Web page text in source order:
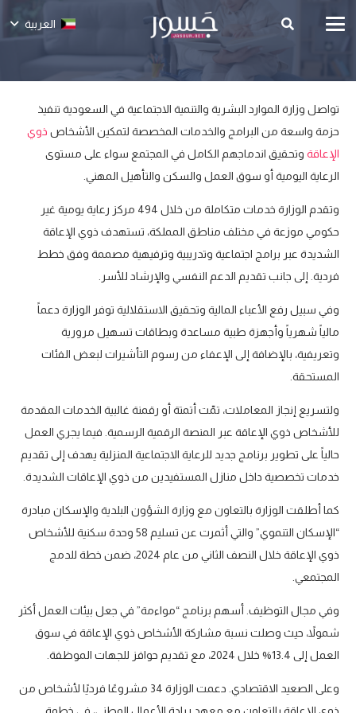
العربية
تواصل وزارة الموارد البشرية والتنمية الاجتماعية في السعودية تنفيذ
حزمة واسعة من البرامج والخدمات المخصصة لتمكين الأشخاص ذوي
الإعاقة وتحقيق اندماجهم الكامل في المجتمع سواء على مستوى
الرعاية اليومية أو سوق العمل والسكن والتأهيل المهني.
وتقدم الوزارة خدمات متكاملة من خلال 494 مركز رعاية يومية غير
حكومي موزعة في مختلف مناطق المملكة، تستهدف ذوي الإعاقة
الشديدة عبر برامج اجتماعية وتدريبية وترفيهية مصممة وفق خطط
فردية. إلى جانب تقديم الدعم النفسي والإرشاد للأسر.
وفي سبيل رفع الأعباء المالية وتحقيق الاستقلالية توفر الوزارة دعماً
مالياً شهرياً وأجهزة طبية مساعدة وبطاقات تسهيل مرورية
وتعريفية، بالإضافة إلى الإعفاء من رسوم التأشيرات لبعض الفئات
المستحقة.
ولتسريع إنجاز المعاملات، تمّت أتمتة أو رقمنة غالبية الخدمات المقدمة
للأشخاص ذوي الإعاقة عبر المنصة الرقمية الرسمية. فيما يجري العمل
حالياً على تطوير برنامج جديد للرعاية الاجتماعية المنزلية يهدف إلى تقديم
خدمات تخصصية داخل منازل المستفيدين من ذوي الإعاقات الشديدة.
كما أطلقت الوزارة بالتعاون مع وزارة الشؤون البلدية والإسكان مبادرة
“الإسكان التنموي” والتي أثمرت عن تسليم 58 وحدة سكنية للأشخاص
ذوي الإعاقة خلال النصف الثاني من عام 2024، ضمن خطة للدمج
المجتمعي.
وفي مجال التوظيف. أسهم برنامج “مواءمة” في جعل بيئات العمل أكثر
شمولاً، حيث وصلت نسبة مشاركة الأشخاص ذوي الإعاقة في سوق
العمل إلى 13.4% خلال 2024، مع تقديم حوافز للجهات الموظفة.
وعلى الصعيد الاقتصادي. دعمت الوزارة 34 مشروعًا فرديًا لأشخاص من